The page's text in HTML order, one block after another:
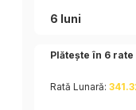
6 luni
Plătește în 6 rate
Rată Lunară: